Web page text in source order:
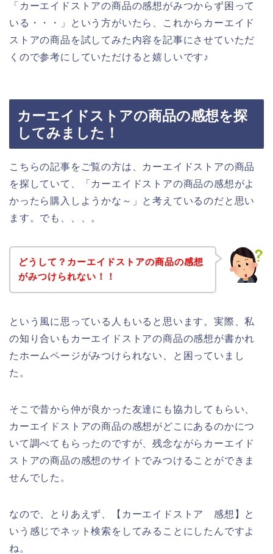
「カーエイドストアの商品の感想がみつからず困って
いる・・・」という方がいたら、これからカーエイド
ストアの商品を試してみた内容を記事にさせていただ
くので参考にしていただけると嬉しいです♪
カーエイドストアの商品の感想を探
してみました！
こちらの記事をご覧の方は、カーエイドストアの商品
を探していて、「カーエイドストアの商品の感想がよ
かったら購入しようかな～」と考えているのだと思い
ます。でも、、、。
どうして？カーエイドストアの商品の感想
がみつけられない！！
という風に思っている人もいると思います。実際、私
の知り合いもカーエイドストアの商品の感想が書かれ
たホームページがみつけられない、と困っていまし
た。
そこで昔から仲が良かった友達にも協力してもらい、
カーエイドストアの商品の感想がどこにあるのかにつ
いて調べてもらったのですが、残念ながらカーエイド
ストアの商品の感想のサイトでみつけることができま
せんでした。
なので、とりあえず、【カーエイドストア 感想】と
いう感じでネット検索をしてみることにしたんですよ
ね。